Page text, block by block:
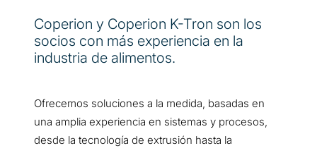
Coperion y Coperion K-Tron son los
socios con más experiencia en la
industria de alimentos.
Ofrecemos soluciones a la medida, basadas en
una amplia experiencia en sistemas y procesos,
desde la tecnología de extrusión hasta la